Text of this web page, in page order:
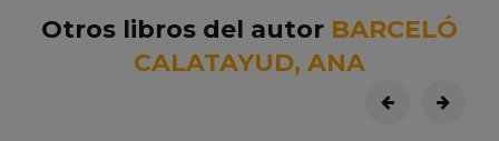
Otros libros del autor BARCELÓ
CALATAYUD, ANA